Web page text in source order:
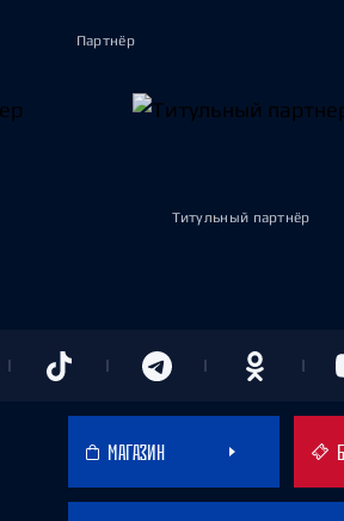
Партнёр
Титульный партнёр
МАГАЗИН